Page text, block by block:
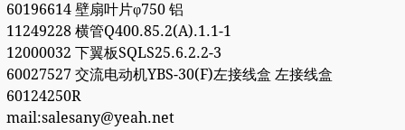
60196614 壁扇叶片φ750 铝
11249228 横管Q400.85.2(A).1.1-1
12000032 下翼板SQLS25.6.2.2-3
60027527 交流电动机YBS-30(F)左接线盒 左接线盒
60124250R
mail:salesany@yeah.net